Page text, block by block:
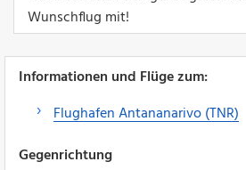
Wunschflug mit!
Informationen und Flüge zum:
Flughafen Antananarivo (TNR)
Gegenrichtung